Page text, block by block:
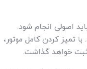
اصولی انجام شود.
تمیز کردن کامل موتور،
خواهد گذاشت.